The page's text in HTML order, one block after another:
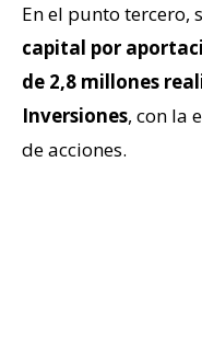
En el punto tercero,
capital por
de 2,8 millones
Inversiones, con la
de acciones.